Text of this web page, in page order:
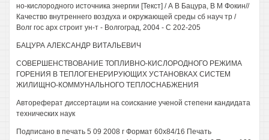
но-кислородного источника энергии [Текст] / А В Бацура, В M Фокин//
Качество внутреннего воздуха и окружающей среды сб науч тр /
Волг гос арх строит ун-т - Волгоград, 2004 - С 202-205
БАЦУРА АЛЕКСАНДР ВИТАЛЬЕВИЧ
СОВЕРШЕНСТВОВАНИЕ ТОПЛИВНО-КИСЛОРОДНОГО РЕЖИМА
ГОРЕНИЯ В ТЕПЛОГЕНЕРИРУЮЩИХ УСТАНОВКАХ СИСТЕМ
ЖИЛИЩНО-КОММУНАЛЬНОГО ТЕПЛОСНАБЖЕНИЯ
Автореферат диссертации на соискание ученой степени кандидата
технических наук
Подписано в печать 5 09 2008 г Формат 60x84/16 Печать